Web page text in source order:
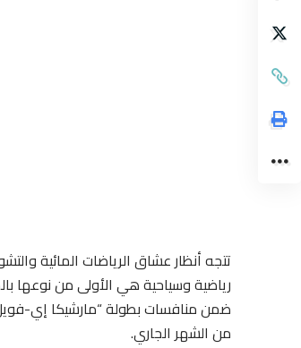
رياضية وسياحية هي الأولى من نوعها
من الشهر الجاري.